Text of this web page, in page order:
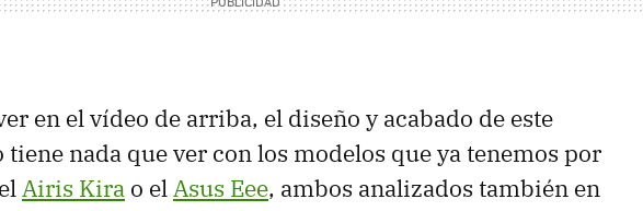
en el vídeo de arriba, el diseño y acabado de este
nada que ver con los modelos que ya tenemos por
Airis Kira o elAsus Eee, ambos analizados también en